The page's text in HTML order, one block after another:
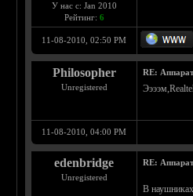
У нас с: Jan 2010
Рейтинг: 6
11-08-2010, 02:50 PM
Philosopher
Unregistered
RE:
11-08-2010, 04:00 PM
edenbridge
Unregistered
RE:
В